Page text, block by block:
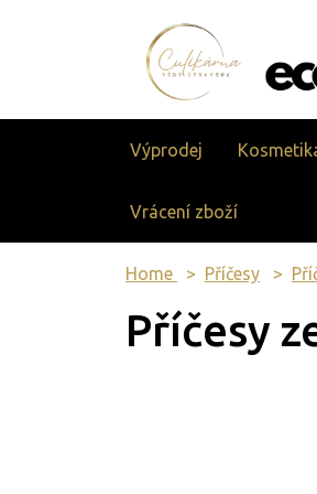
Výprodej
Vrácení zboží
Home Příčesy
Příčesy